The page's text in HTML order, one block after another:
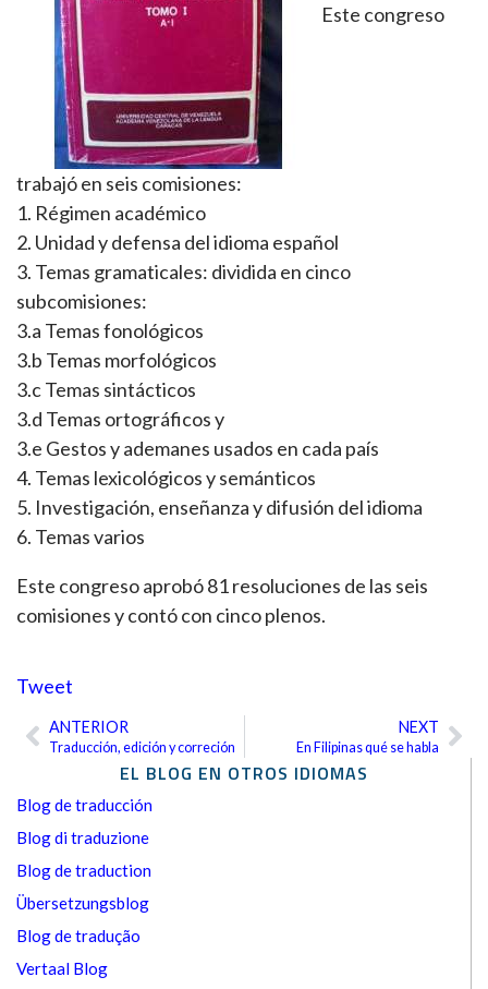
EL BLOG EN OTROS IDIOMAS
Blog de traducción
Blog di traduzione
Blog de traduction
Übersetzungsblog
Blog de tradução
Vertaal Blog
Este congreso
trabajó en seis comisiones:
1. Régimen académico
2. Unidad y defensa del idioma español
3. Temas gramaticales: dividida en cinco
subcomisiones:
3.a Temas fonológicos
3.b Temas morfológicos
3.c Temas sintácticos
3.d Temas ortográficos y
3.e Gestos y ademanes usados en cada país
4. Temas lexicológicos y semánticos
5. Investigación, enseñanza y difusión del idioma
6. Temas varios
Este congreso aprobó 81 resoluciones de las seis
comisiones y contó con cinco plenos.
Tweet
AntANTERIOR
Traducción, edición y correción
NEXT
En Filipinas qué se habla